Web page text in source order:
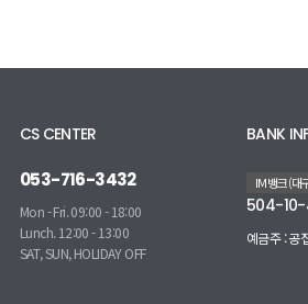
CS CENTER
053-716-3432
Mon - Fri. 09:00 - 18:00
Lunch. 12:00 - 13:00
SAT, SUN, HOLIDAY OFF
BANK
IM뱅크(대
504-
예금주 : 공